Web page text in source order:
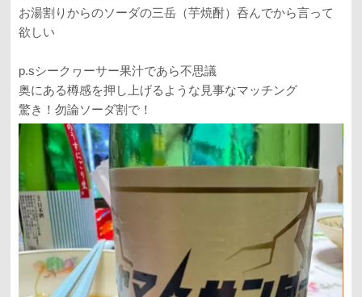
お湯割りからのソーダの三岳（芋焼酎）呑んでから言って
欲しい
p.sシークヮーサー果汁であら不思議
奥にある樽感を押し上げるような見事なマッチング
驚き！勿論ソーダ割で！